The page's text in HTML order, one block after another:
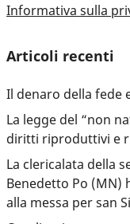
Informativa sulla
Articoli recenti
Il denaro della fede
La legge del “non
diritti riproduttivi e
La clericalata della
Benedetto Po (MN)
alla messa per san